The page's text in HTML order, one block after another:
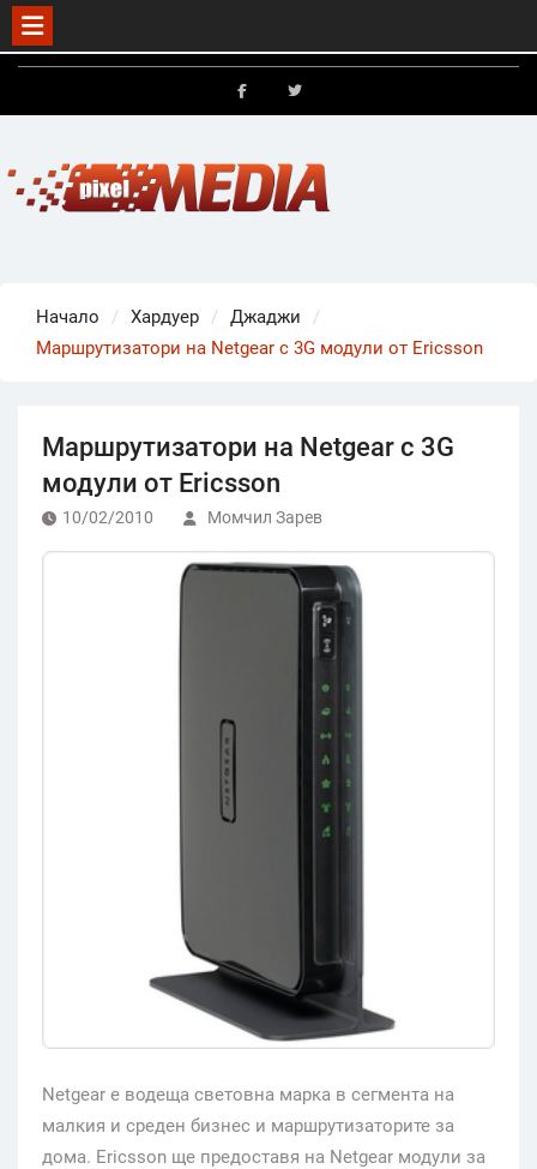
Skip
Начало Хардуер
Джаджи
Маршрутизатори на Netgear с 3G модули от Ericsson
Маршрутизатори на Netgear с 3G
модули от Ericsson
10/02/2010 Момчил Зарев
Netgear е водеща световна марка в сегмента на
малкия и среден бизнес и маршрутизаторите за
дома. Ericsson ще предоставя на Netgear модули за